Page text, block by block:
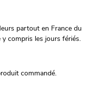
partout en France du
compris les jours fériés.
commandé.